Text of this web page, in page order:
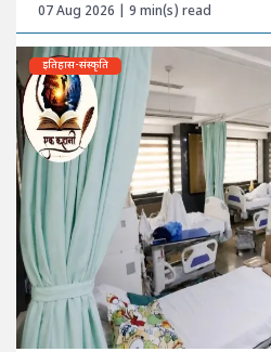
07 Aug 2026 | 9 min(s) read
इतिहास-संस्कृति